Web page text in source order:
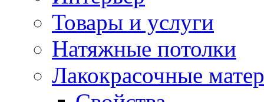
Товары и услуги
Натяжные потолки
Лакокрасочные